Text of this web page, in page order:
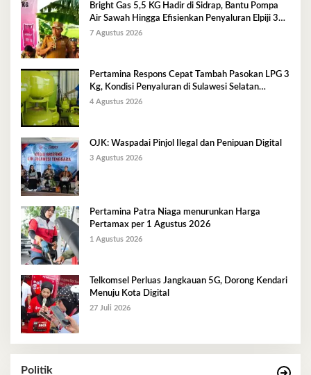
Bright Gas 5,5 KG Hadir di Sidrap, Bantu Pompa
Air Sawah Hingga Efisienkan Penyaluran Elpiji 3
Kg
7 Agustus 2026
Pertamina Respons Cepat Tambah Pasokan LPG 3
Kg, Kondisi Penyaluran di Sulawesi Selatan
Berlangsung Kondusif
4 Agustus 2026
OJK: Waspadai Pinjol Ilegal dan Penipuan Digital
3 Agustus 2026
Pertamina Patra Niaga menurunkan Harga
Pertamax per 1 Agustus 2026
1 Agustus 2026
Telkomsel Perluas Jangkauan 5G, Dorong Kendari
Menuju Kota Digital
27 Juli 2026
Politik